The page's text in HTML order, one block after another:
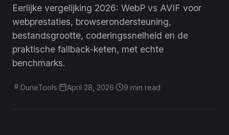
Eerlijke vergelijking 2026: WebP vs AVIF voor
webprestaties, browserondersteuning,
bestandsgrootte, coderingssnelheid en de
praktische fallback-keten, met echte
benchmarks.
DuneTools· April 28, 2026· 9 min read